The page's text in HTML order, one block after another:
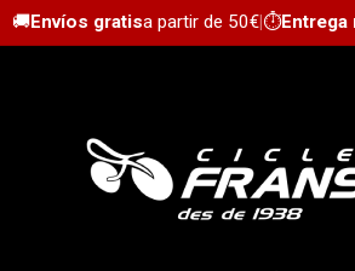
🚚Envíos gratisa partir de 50€|⏱️Entrega